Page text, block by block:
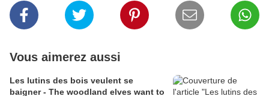
Vous aimerez aussi
Les lutins des bois veulent se
baigner - The woodland elves want to